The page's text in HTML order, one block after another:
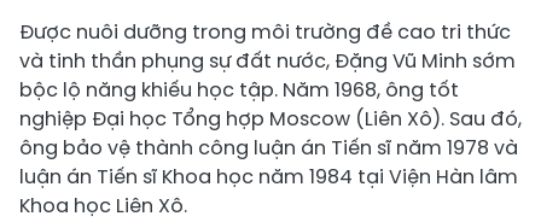
Được nuôi dưỡng trong môi trường đề cao tri thức
và tinh thần phụng sự đất nước, Đặng Vũ Minh sớm
bộc lộ năng khiếu học tập. Năm 1968, ông tốt
nghiệp Đại học Tổng hợp Moscow (Liên Xô). Sau đó,
ông bảo vệ thành công luận án Tiến sĩ năm 1978 và
luận án Tiến sĩ Khoa học năm 1984 tại Viện Hàn lâm
Khoa học Liên Xô.